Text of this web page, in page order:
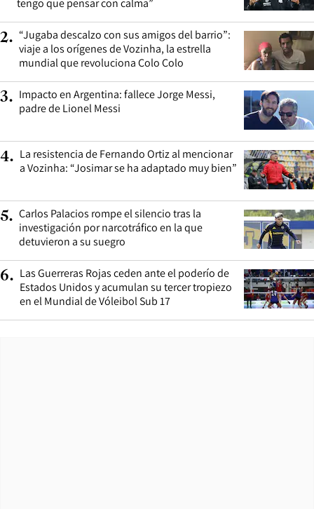
tengo que pensar con calma”
2. “Jugaba descalzo con sus amigos del barrio”:
viaje a los orígenes de Vozinha, la estrella
mundial que revoluciona Colo Colo
3. Impacto en Argentina: fallece Jorge Messi,
padre de Lionel Messi
4. La resistencia de Fernando Ortiz al mencionar
a Vozinha: “Josimar se ha adaptado muy bien”
5. Carlos Palacios rompe el silencio tras la
investigación por narcotráfico en la que
detuvieron a su suegro
6. Las Guerreras Rojas ceden ante el poderío de
Estados Unidos y acumulan su tercer tropiezo
en el Mundial de Vóleibol Sub 17